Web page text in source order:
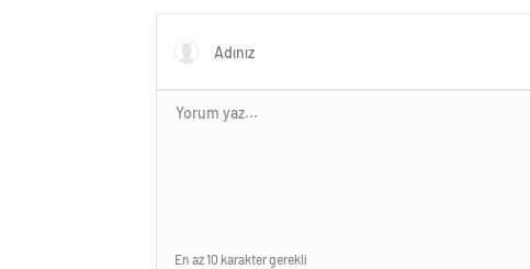
En az 10 karakter gerekli